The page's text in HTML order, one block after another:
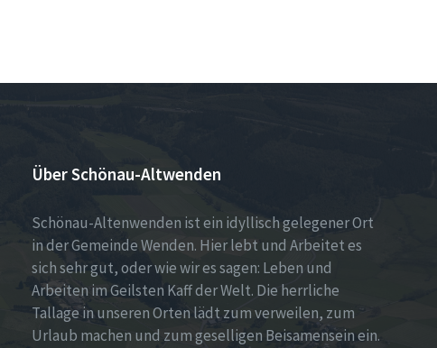
Über Schönau-Altwenden
Schönau-Altenwenden ist ein idyllisch gelegener Ort
in der Gemeinde Wenden. Hier lebt und Arbeitet es
sich sehr gut, oder wie wir es sagen: Leben und
Arbeiten im Geilsten Kaff der Welt. Die herrliche
Tallage in unseren Orten lädt zum verweilen, zum
Urlaub machen und zum geselligen Beisamensein ein.